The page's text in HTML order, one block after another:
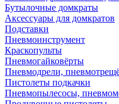
Бутылочные домкраты
Аксессуары для домкратов
Подставки
Пневмоинструмент
Краскопульты
Пневмогайковёрты
Пневмодрели,
Пистолеты подкачки
Пневмопылесосы,